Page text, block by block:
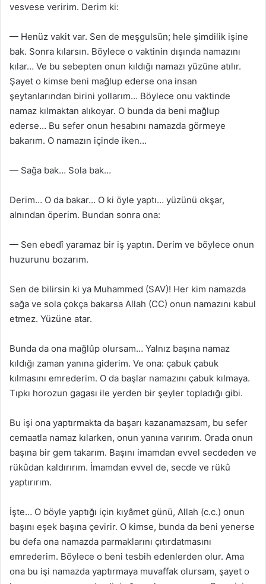
vesvese veririm. Derim ki:
— Henüz vakit var. Sen de meşgulsün; hele şimdilik işine
bak. Sonra kılarsın. Böylece o vaktinin dışında namazını
kılar… Ve bu sebepten onun kıldığı namazı yüzüne atılır.
Şayet o kimse beni mağlup ederse ona insan
şeytanlarından birini yollarım… Böylece onu vaktinde
namaz kılmaktan alıkoyar. O bunda da beni mağlup
ederse… Bu sefer onun hesabını namazda görmeye
bakarım. O namazın içinde iken…
— Sağa bak… Sola bak…
Derim… O da bakar… O ki öyle yaptı… yüzünü okşar,
alnından öperim. Bundan sonra ona:
— Sen ebedî yaramaz bir iş yaptın. Derim ve böylece onun
huzurunu bozarım.
Sen de bilirsin ki ya Muhammed (SAV)! Her kim namazda
sağa ve sola çokça bakarsa Allah (CC) onun namazını kabul
etmez. Yüzüne atar.
Bunda da ona mağlûp olursam… Yalnız başına namaz
kıldığı zaman yanına giderim. Ve ona: çabuk çabuk
kılmasını emrederim. O da başlar namazını çabuk kılmaya.
Tıpkı horozun gagası ile yerden bir şeyler topladığı gibi.
Bu işi ona yaptırmakta da başarı kazanamazsam, bu sefer
cemaatla namaz kılarken, onun yanına varırım. Orada onun
başına bir gem takarım. Başını imamdan evvel secdeden ve
rükûdan kaldırırım. İmamdan evvel de, secde ve rükû
yaptırırım.
İşte… O böyle yaptığı için kıyâmet günü, Allah (c.c.) onun
başını eşek başına çevirir. O kimse, bunda da beni yenerse
bu defa ona namazda parmaklarını çıtırdatmasını
emrederim. Böylece o beni tesbih edenlerden olur. Ama
ona bu işi namazda yaptırmaya muvaffak olursam, şayet o